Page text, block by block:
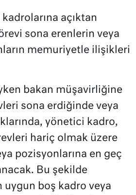
açıktan
sona erenlerin veya
memuriyetle ilişikleri
bakan müşavirliğine
sona erdiğinde veya
yönetici kadro,
hariç olmak üzere
pozisyonlarına en geç
Bu şekilde
uygun boş kadro veya